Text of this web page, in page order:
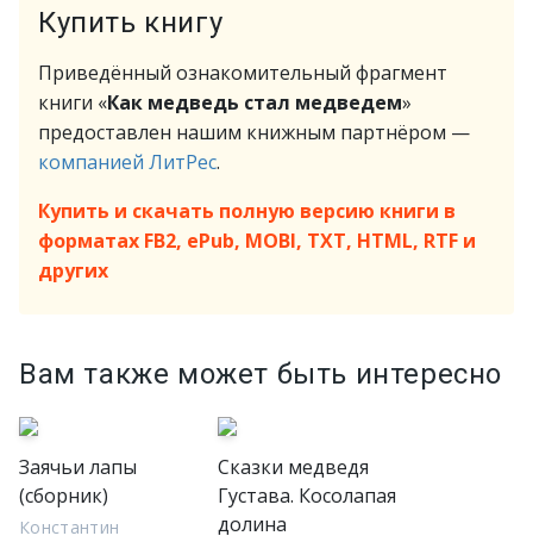
Купить книгу
Приведённый ознакомительный фрагмент
книги «Как медведь стал медведем»
предоставлен нашим книжным партнёром —
компанией ЛитРес.
Купить и скачать полную версию книги в
форматах FB2, ePub, MOBI, TXT, HTML, RTF и
других
Вам также может быть интересно
Заячьи лапы
(сборник)
Константин
Сказки медведя
Густава. Косолапая
долина